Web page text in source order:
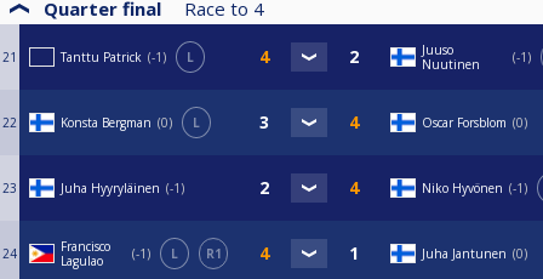
Quarter final Race to 4
21 Tanttu Patrick -1 L
Juuso
Nuutinen
-1
22 Konsta Bergman 0 L Oscar Forsblom 0
23 Juha Hyyryläinen -1 Niko Hyvönen -1
24
Francisco
Lagulao
-1 L R1 Juha Jantunen 0